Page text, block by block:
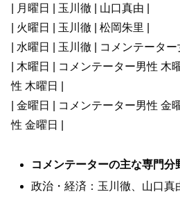
| 月曜日 | 玉川徹 | 山口真由 |
| 火曜日 | 玉川徹 | 松岡朱里 |
| 水曜日 | 玉川徹 | コメンテーター
| 木曜日 | コメンテーター男性 木
性 木曜日 |
| 金曜日 | コメンテーター男性 金
性 金曜日 |
コメンテーターの主な専門分
政治・経済：玉川徹、山口真